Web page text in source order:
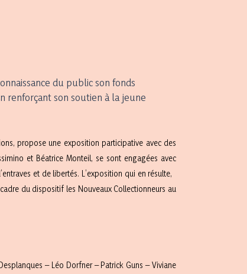
du public son fonds
renforçant son soutien à la jeune
propose une exposition participative avec des
et Béatrice Monteil, se sont engagées avec
et de libertés. L’exposition qui en résulte,
du dispositif les Nouveaux Collectionneurs au
– Léo Dorfner – Patrick Guns – Viviane